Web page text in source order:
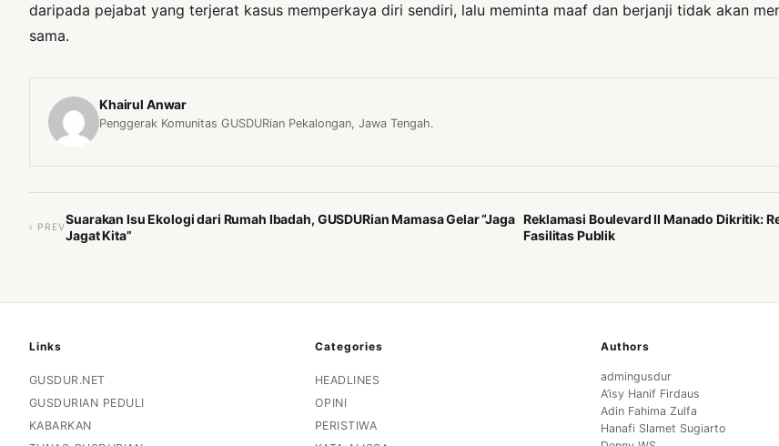
daripada pejabat yang terjerat kasus memperkaya diri sendiri, lalu meminta maaf dan berjanji tidak akan
sama.
Khairul Anwar
Penggerak Komunitas GUSDURian Pekalongan, Jawa Tengah.
‹ PREV
Suarakan Isu Ekologi dari Rumah Ibadah, GUSDURian Mamasa Gelar “Jaga
Jagat Kita”
Reklamasi Boulevard II Manado Dikritik:
Fasilitas Publik
Links
GUSDUR.NET
GUSDURIAN PEDULI
KABARKAN
Categories
HEADLINES
OPINI
PERISTIWA
Authors
admingusdur
A’isy Hanif Firdaus
Adin Fahima Zulfa
Hanafi Slamet Sugiarto